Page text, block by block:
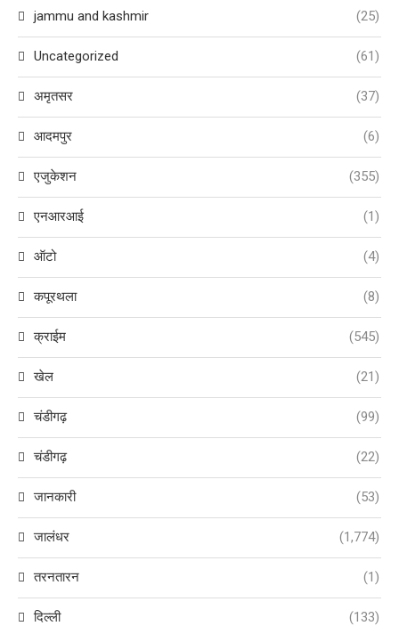
jammu and kashmir (25)
Uncategorized (61)
अमृतसर (37)
आदमपुर (6)
एजुकेशन (355)
एनआरआई (1)
ऑटो (4)
कपूरथला (8)
क्राईम (545)
खेल (21)
चंडीगढ़ (99)
चंडीगढ़ (22)
जानकारी (53)
जालंधर (1,774)
तरनतारन (1)
दिल्ली (133)